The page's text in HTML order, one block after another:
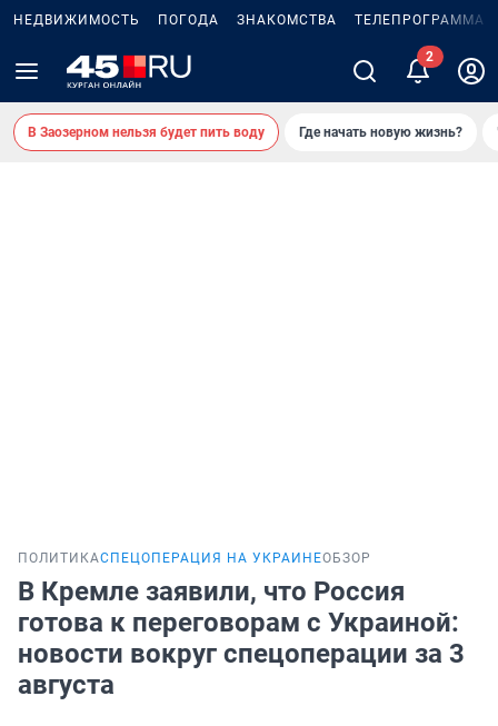
НЕДВИЖИМОСТЬ ПОГОДА ЗНАКОМСТВА ТЕЛЕПРОГРАММА
В Заозерном нельзя будет пить воду Где начать новую жизнь?
ПОЛИТИКАСПЕЦОПЕРАЦИЯ НА УКРАИНЕОБЗОР
В Кремле заявили, что Россия
готова к переговорам с Украиной:
новости вокруг спецоперации за 3
августа